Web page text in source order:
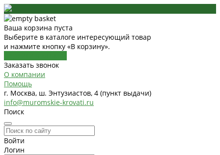
Ваша корзина пуста
Выберите в каталоге интересующий товар
и нажмите кнопку «В корзину».
Заказать звонок
О компании
Помощь
г. Москва, ш. Энтузиастов, 4 (пункт выдачи)
info@muromskie-krovati.ru
Поиск
Войти
Логин